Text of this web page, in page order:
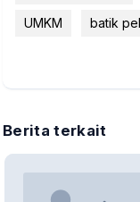
UMKM batik
Berita terkait